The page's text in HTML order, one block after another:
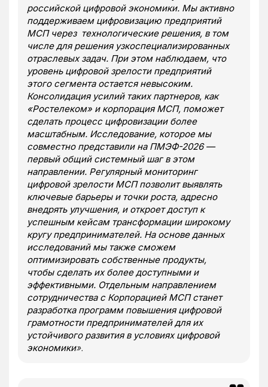
российской цифровой экономики. Мы активно
поддерживаем цифровизацию предприятий
МСП через технологические решения, в том
числе для решения узкоспециализированных
отраслевых задач. При этом наблюдаем, что
уровень цифровой зрелости предприятий
этого сегмента остается невысоким.
Консолидация усилий таких партнеров, как
«Ростелеком» и корпорация МСП, поможет
сделать процесс цифровизации более
масштабным. Исследование, которое мы
совместно представили на ПМЭФ-2026 —
первый общий системный шаг в этом
направлении. Регулярный мониторинг
цифровой зрелости МСП позволит выявлять
ключевые барьеры и точки роста, адресно
внедрять улучшения, и откроет доступ к
успешным кейсам трансформации широкому
кругу предпринимателей. На основе данных
исследований мы также сможем
оптимизировать собственные продукты,
чтобы сделать их более доступными и
эффективными. Отдельным направлением
сотрудничества с Корпорацией МСП станет
разработка программ повышения цифровой
грамотности предпринимателей для их
устойчивого развития в условиях цифровой
экономики».